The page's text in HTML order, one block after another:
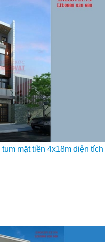
mặt tiền 4x18m diện tích